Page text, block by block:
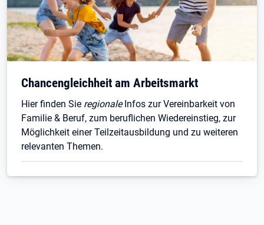
Chancengleichheit am Arbeitsmarkt
Hier finden Sie regionaleInfos zur Vereinbarkeit von
Familie & Beruf, zum beruflichen Wiedereinstieg, zur
Möglichkeit einer Teilzeitausbildung und zu weiteren
relevanten Themen.